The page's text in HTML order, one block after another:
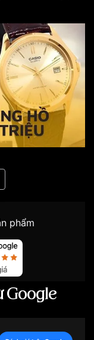
được ưa
1đồng hồ nam
của nhà
9AUDF sở
với dây da nâu
chi tiết trên
phẩm
Google